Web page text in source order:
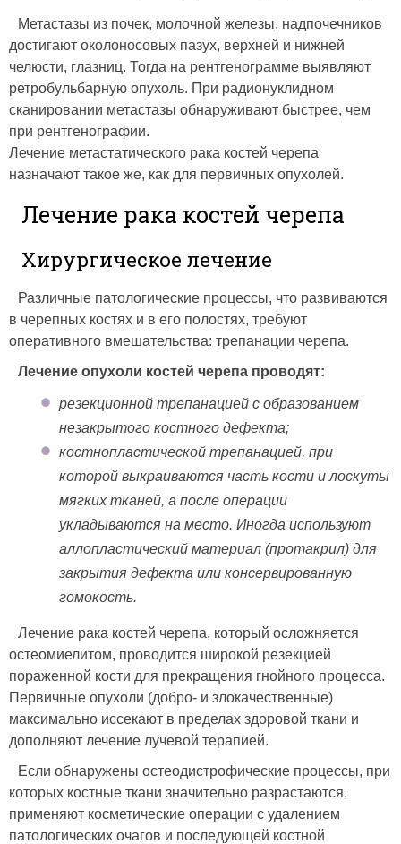
Метастазы из почек, молочной железы, надпочечников
достигают околоносовых пазух, верхней и нижней
челюсти, глазниц. Тогда на рентгенограмме выявляют
ретробульбарную опухоль. При радионуклидном
сканировании метастазы обнаруживают быстрее, чем
при рентгенографии.
Лечение метастатического рака костей черепа
назначают такое же, как для первичных опухолей.
Лечение рака костей черепа
Хирургическое лечение
Различные патологические процессы, что развиваются
в черепных костях и в его полостях, требуют
оперативного вмешательства: трепанации черепа.
Лечение опухоли костей черепа проводят:
резекционной трепанацией с образованием
незакрытого костного дефекта;
костнопластической трепанацией, при
которой выкраиваются часть кости и лоскуты
мягких тканей, а после операции
укладываются на место. Иногда используют
аллопластический материал (протакрил) для
закрытия дефекта или консервированную
гомокость.
Лечение рака костей черепа, который осложняется
остеомиелитом, проводится широкой резекцией
пораженной кости для прекращения гнойного процесса.
Первичные опухоли (добро- и злокачественные)
максимально иссекают в пределах здоровой ткани и
дополняют лечение лучевой терапией.
Если обнаружены остеодистрофические процессы, при
которых костные ткани значительно разрастаются,
применяют косметические операции с удалением
патологических очагов и последующей костной